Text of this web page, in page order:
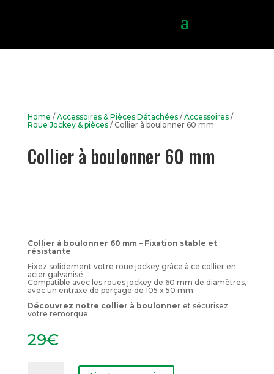
Home / Accessoires & Pièces Détachées/ Accessoires/
Roue Jockey & pièces/ Collier à boulonner 60 mm
Collier à boulonner 60 mm
Collier à boulonner 60 mm – Fixation stable et
résistante
Fixez solidement votre roue jockey grâce à ce collier en
acier galvanisé.
Compatible avec les roues jockey de 60 mm de diamètres,
avec un entraxe de perçage de 105 x 50 mm.
Découvrez notre collier à boulonner et sécurisez
votre remorque.
29€